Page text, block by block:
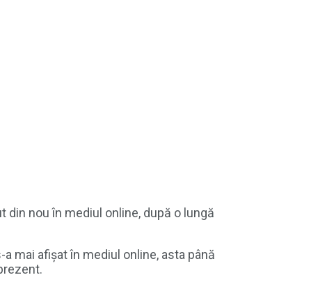
din nou în mediul online, după o lungă
mai afișat în mediul online, asta până